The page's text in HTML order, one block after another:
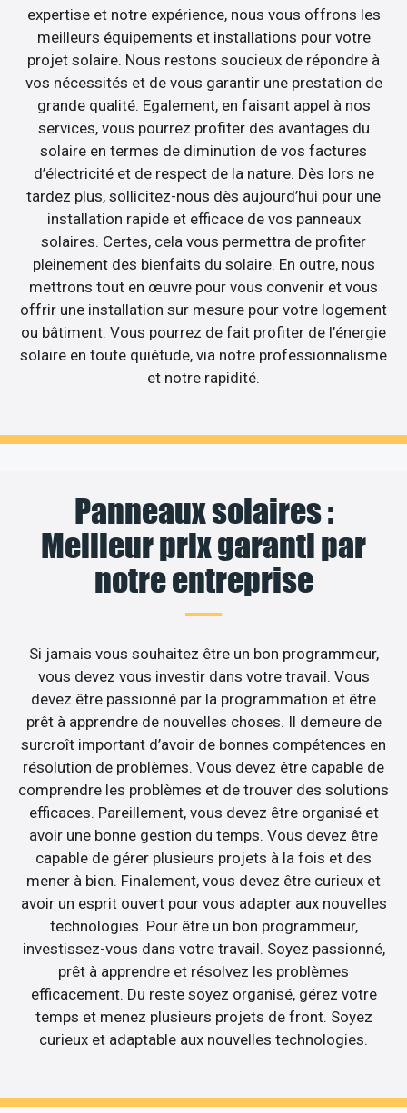
expertise et notre expérience, nous vous offrons les
meilleurs équipements et installations pour votre
projet solaire. Nous restons soucieux de répondre à
vos nécessités et de vous garantir une prestation de
grande qualité. Egalement, en faisant appel à nos
services, vous pourrez profiter des avantages du
solaire en termes de diminution de vos factures
d’électricité et de respect de la nature. Dès lors ne
tardez plus, sollicitez-nous dès aujourd’hui pour une
installation rapide et efficace de vos panneaux
solaires. Certes, cela vous permettra de profiter
pleinement des bienfaits du solaire. En outre, nous
mettrons tout en œuvre pour vous convenir et vous
offrir une installation sur mesure pour votre logement
ou bâtiment. Vous pourrez de fait profiter de l’énergie
solaire en toute quiétude, via notre professionnalisme
et notre rapidité.
Panneaux solaires :
Meilleur prix garanti par
notre entreprise
Si jamais vous souhaitez être un bon programmeur,
vous devez vous investir dans votre travail. Vous
devez être passionné par la programmation et être
prêt à apprendre de nouvelles choses. Il demeure de
surcroît important d’avoir de bonnes compétences en
résolution de problèmes. Vous devez être capable de
comprendre les problèmes et de trouver des solutions
efficaces. Pareillement, vous devez être organisé et
avoir une bonne gestion du temps. Vous devez être
capable de gérer plusieurs projets à la fois et des
mener à bien. Finalement, vous devez être curieux et
avoir un esprit ouvert pour vous adapter aux nouvelles
technologies. Pour être un bon programmeur,
investissez-vous dans votre travail. Soyez passionné,
prêt à apprendre et résolvez les problèmes
efficacement. Du reste soyez organisé, gérez votre
temps et menez plusieurs projets de front. Soyez
curieux et adaptable aux nouvelles technologies.